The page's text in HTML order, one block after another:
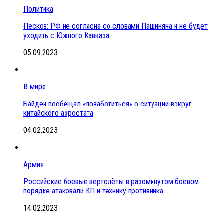
Политика
Песков: РФ не согласна со словами Пашиняна и не будет
уходить с Южного Кавказа
05.09.2023
В мире
Байден пообещал «позаботиться» о ситуации вокруг
китайского аэростата
04.02.2023
Армия
Российские боевые вертолёты в разомкнутом боевом
порядке атаковали КП и технику противника
14.02.2023